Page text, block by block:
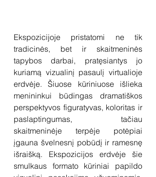
Ekspozicijoje pristatomi ne tik
tradicinės, bet ir skaitmeninės
tapybos darbai, pratęsiantys jo
kuriamą vizualinį pasaulį virtualioje
erdvėje. Šiuose kūriniuose išlieka
menininkui būdingas dramatiškos
perspektyvos figuratyvas, koloritas ir
paslaptingumas, tačiau
skaitmeninėje terpėje potėpiai
įgauna švelnesnį pobūdį ir ramesnę
išraišką. Ekspozicijos erdvėje šie
smulkaus formato kūriniai papildo